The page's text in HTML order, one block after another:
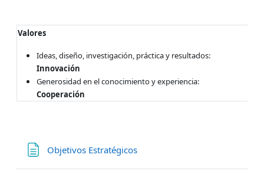
Valores
Ideas, diseño, investigación, práctica y resultados:
Innovación
Generosidad en el conocimiento y experiencia:
Cooperación
Objetivos EstratégicosPágina